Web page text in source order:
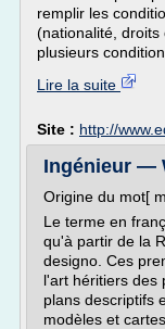
remplir les
(nationalité, droits
plusieurs
Lire la suite
Site : http://
Ingénieur —
Origine du mot[
Le terme en
qu'à partir de la
designo. Ces
l'art héritiers des
plans descriptifs
modèles et